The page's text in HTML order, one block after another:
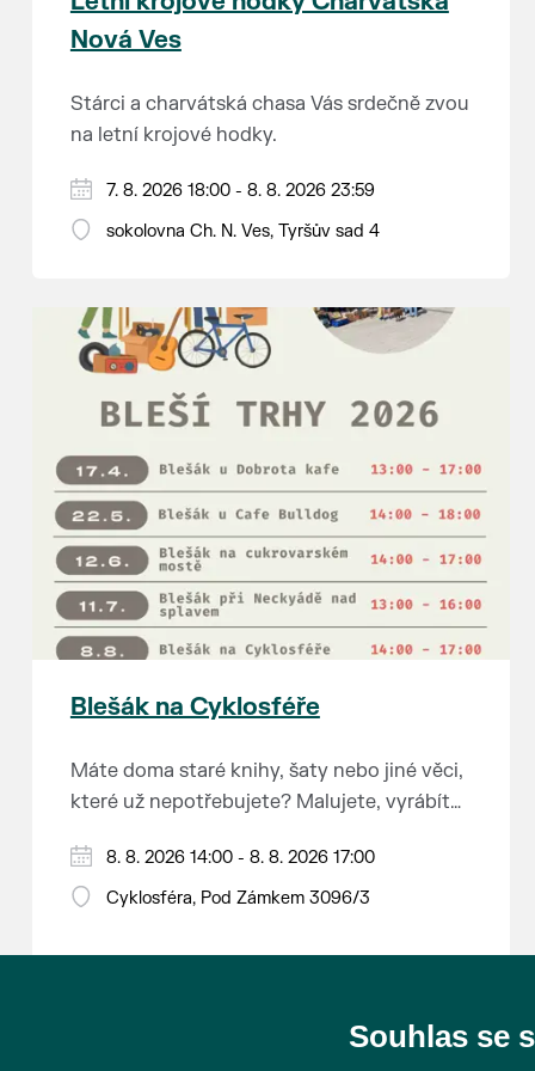
Nová Ves
Stárci a charvátská chasa Vás srdečně zvou
na letní krojové hodky.
PÁTEK 7. srpna
18:00 - ruční stavění máje
14:00 - krojový průvod pro stárky od
hostince “U Buvola”
16:00 - odpolední zábava na sokolovně
21:00 - večerní zábava
K tanci a poslechu bude hrát DH
Lanžhotčané.
Těšíme se na Vás!
7. 8. 2026 18:00 - 8. 8. 2026 23:59
sokolovna Ch. N. Ves, Tyršův sad 4
Blešák na Cyklosféře
Máte doma staré knihy, šaty nebo jiné věci,
které už nepotřebujete? Malujete, vyrábíte
Chcete se zbavit staré sbírky, která
zbytečně leží na půdě? Překáží vám ve
Anebo byste rádi našli poklady za pár
Prodejce prosíme tradičně o příchod 30
8. 8. 2026 14:00 - 8. 8. 2026 17:00
Cyklosféra, Pod Zámkem 3096/3
Souhlas se